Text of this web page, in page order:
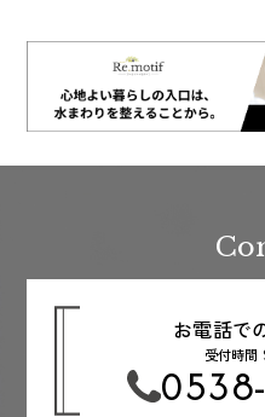
お電話で
受付時間